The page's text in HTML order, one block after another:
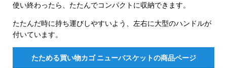
使い終わったら、たたんでコンパクトに収納できます。
たたんだ時に持ち運びしやすいよう、左右に大型のハンドルが
付いています。
たためる買い物カゴ ニューバスケットの商品ページ